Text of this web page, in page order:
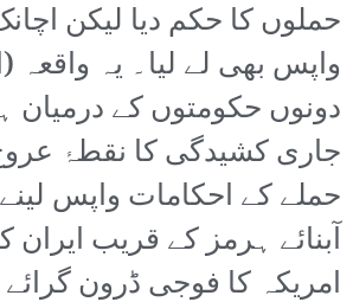
حملوں کا حکم دیا لیکن
واپس بھی لے لیا۔ یہ واقعہ
دونوں حکومتوں کے
جاری کشیدگی کا نقطۂ
حملے کے احکامات واپس
آبنائے ہرمز کے قریب
امریکہ کا فوجی ڈرون